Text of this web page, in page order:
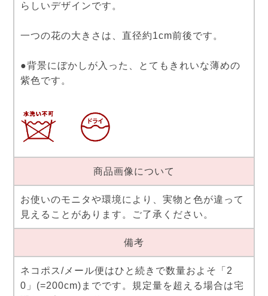
らしいデザインです。
一つの花の大きさは、直径約1cm前後です。
●背景にぼかしが入った、とてもきれいな薄めの
紫色です。
商品画像について
お使いのモニタや環境により、実物と色が違って
見えることがあります。ご了承ください。
備考
ネコポス/メール便はひと続きで数量およそ「2
0」(=200cm)までです。規定量を超える場合は宅